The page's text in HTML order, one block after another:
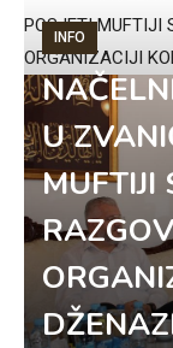
POSJETI MUFTIJI
ORGANIZACIJI
INFO
U
MUFTIJI